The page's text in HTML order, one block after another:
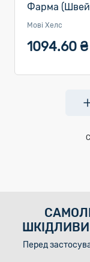
Фарма
Мові Хелс
1094.60 ₴
Перед